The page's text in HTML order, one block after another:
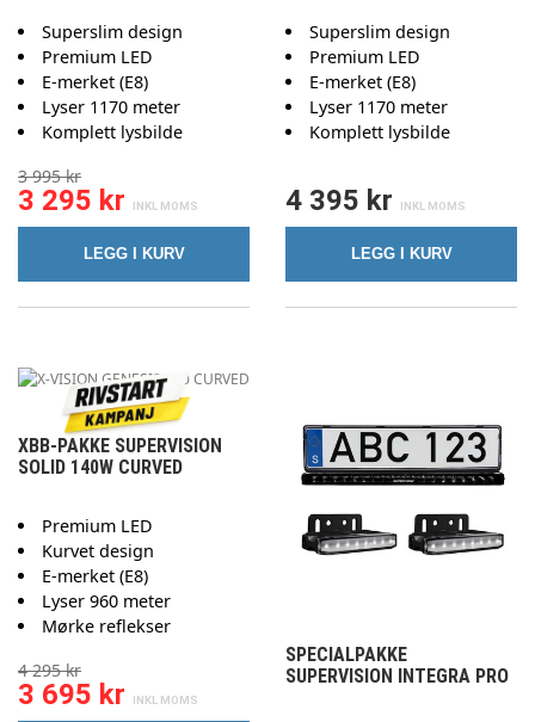
Superslim design
Premium LED
E-merket (E8)
Lyser 1170 meter
Komplett lysbilde
3 995 kr
3 295 kr
LEGG I KURV
Superslim design
Premium LED
E-merket (E8)
Lyser 1170 meter
Komplett lysbilde
4 395 kr
LEGG I KURV
XBB-PAKKE SUPERVISION
SOLID 140W CURVED
Premium LED
Kurvet design
E-merket (E8)
Lyser 960 meter
Mørke reflekser
4 295 kr
3 695 kr
SPECIALPAKKE
SUPERVISION INTEGRA PRO